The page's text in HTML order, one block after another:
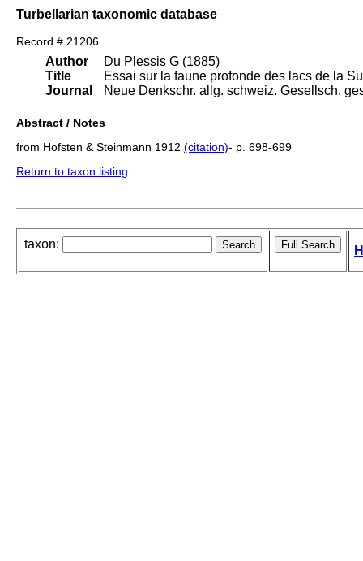
Turbellarian taxonomic database
Record # 21206
Author
Title
Journal
Du Plessis G (1885)
Essai sur la faune profonde des lacs de la
Neue Denkschr. allg. schweiz. Gesellsch.
Abstract / Notes
from Hofsten & Steinmann 1912 (citation)- p. 698-699
Return to taxon listing
taxon: